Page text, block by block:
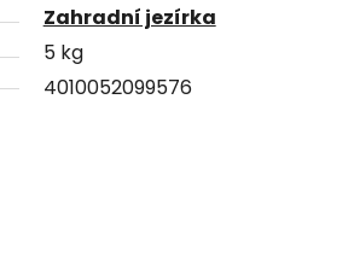
Zahradní jezírka
5 kg
4010052099576